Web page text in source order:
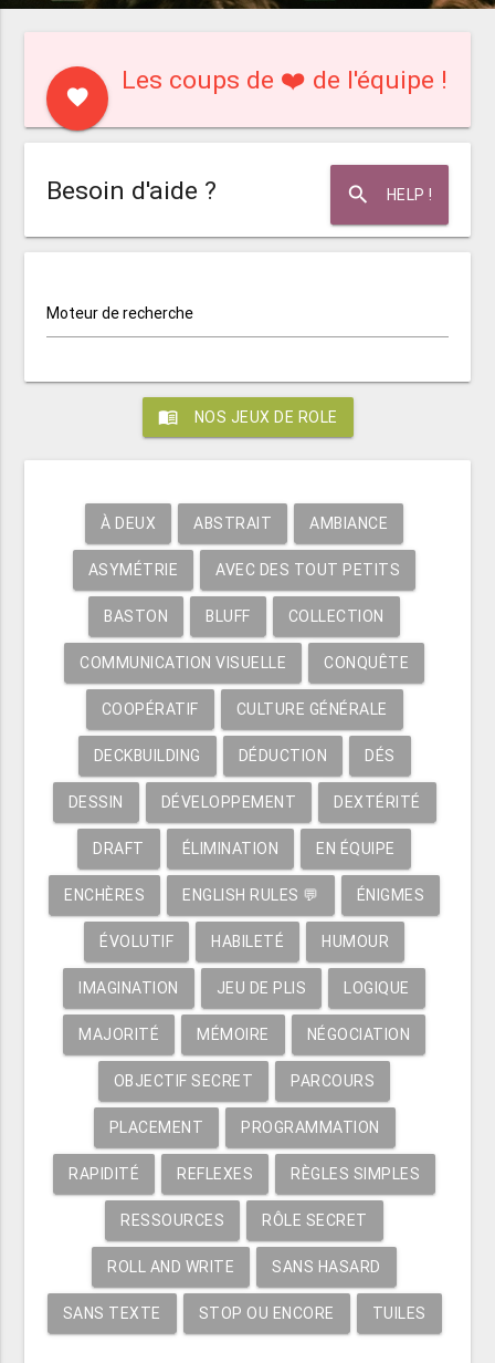
favorite
Les coups de ❤️ de l'équipe !
search HELP !
Besoin d'aide ?
Moteur de recherche
menu_book NOS JEUX DE ROLE
À DEUX ABSTRAIT AMBIANCE
ASYMÉTRIE AVEC DES TOUT PETITS
BASTON BLUFF COLLECTION
COMMUNICATION VISUELLE CONQUÊTE
COOPÉRATIF CULTURE GÉNÉRALE
DECKBUILDING DÉDUCTION DÉS
DESSIN DÉVELOPPEMENT DEXTÉRITÉ
DRAFT ÉLIMINATION EN ÉQUIPE
ENCHÈRES ENGLISH RULES 💬 ÉNIGMES
ÉVOLUTIF HABILETÉ HUMOUR
IMAGINATION JEU DE PLIS LOGIQUE
MAJORITÉ MÉMOIRE NÉGOCIATION
OBJECTIF SECRET PARCOURS
PLACEMENT PROGRAMMATION
RAPIDITÉ REFLEXES RÈGLES SIMPLES
RESSOURCES RÔLE SECRET
ROLL AND WRITE SANS HASARD
SANS TEXTE STOP OU ENCORE TUILES